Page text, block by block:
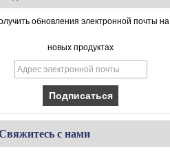
обновления электронной почты на
новых продуктах
с нами